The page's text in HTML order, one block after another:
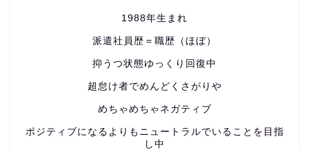
1988年生まれ
派遣社員歴＝職歴（ほぼ）
抑うつ状態ゆっくり回復中
超怠け者でめんどくさがりや
めちゃめちゃネガティブ
ポジティブになるよりもニュートラルでいることを目指
し中